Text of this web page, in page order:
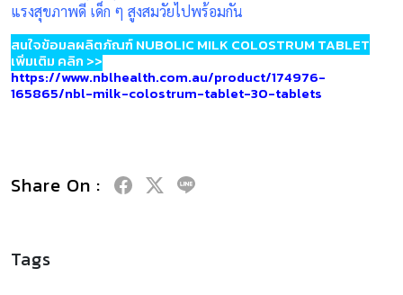
แรงสุขภาพดี เด็ก ๆ สูงสมวัยไปพร้อมกัน
สนใจข้อมูลผลิตภัณฑ์NUBOLIC MILK COLOSTRUM TABLET
เพิ่มเติม คลิก >>
https://www.nblhealth.com.au/product/174976-
165865/nbl-milk-colostrum-tablet-30-tablets
Share On :
Tags